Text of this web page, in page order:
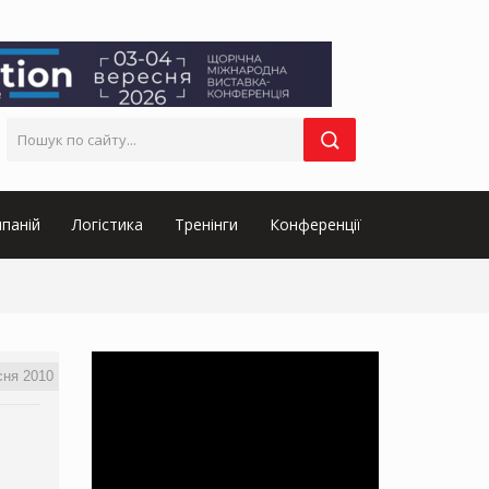
Логістика Тренінги Конференції
2010